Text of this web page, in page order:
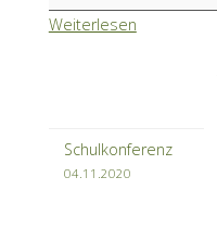
weiterführende
Weiterlesen
Schulkonferenz
04.11.2020